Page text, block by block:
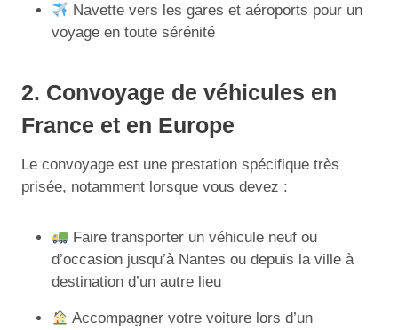
Navette vers les gares et aéroports pour un
voyage en toute sérénité
2. Convoyage de véhicules en
France et en Europe
Le convoyage est une prestation spécifique très
prisée, notamment lorsque vous devez :
Faire transporter un véhicule neuf ou
d’occasion jusqu’à Nantes ou depuis la ville à
destination d’un autre lieu
Accompagner votre voiture lors d’un